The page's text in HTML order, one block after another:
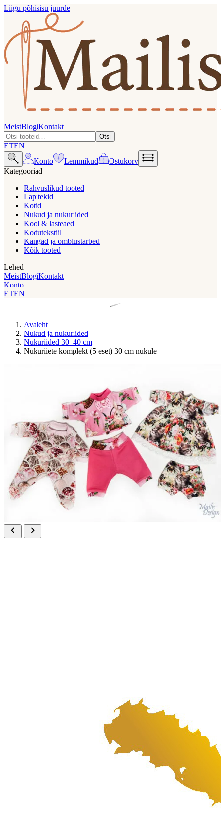
Liigu põhisisu juurde
MeistBlogiKontakt
Otsi
ETEN
Konto
Lemmikud
Ostukorv
Kategooriad
Rahvuslikud tooted
Lapitekid
Kotid
Nukud ja nukuriided
Kool & lasteaed
Kodutekstiil
Kangad ja õmblustarbed
Kõik tooted
Lehed
MeistBlogiKontakt
Konto
ETEN
Avaleht
Nukud ja nukuriided
Nukuriided 30–40 cm
Nukuriiete komplekt (5 eset) 30 cm nukule